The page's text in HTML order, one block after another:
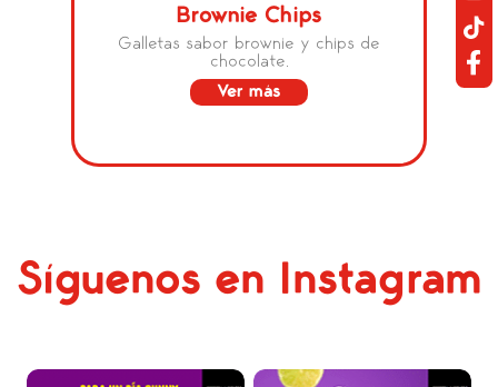
Brownie Chips
Galletas sabor brownie y chips de
chocolate.
Ver más
Síguenos en Instagram